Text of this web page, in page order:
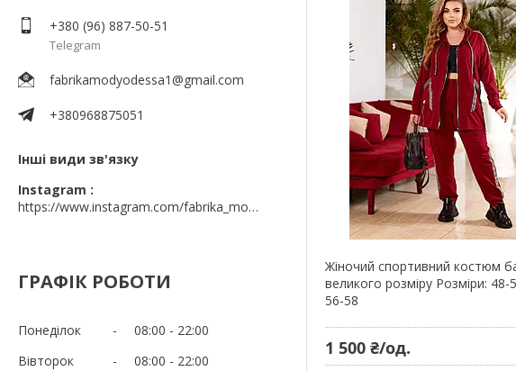
+380 (96) 887-50-51
Telegram
fabrikamodyodessa1@gmail.com
+380968875051
Інші види зв'язку
Instagram
https://www.instagram.com/fabrika_mody_odessa
ГРАФІК РОБОТИ
Понеділок 08:00
22:00
Вівторок
08:00
22:00
Жіночий спортивний костюм
великого розміру Розміри: 48-
56-58
1 500 ₴/од.